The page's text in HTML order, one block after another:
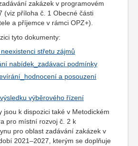
zakázek v programovém
(viz příloha č. 1 Obecné části
a příjemce v rámci OPZ+).
tyto dokumenty:
střetu zájmů
nabídek_zadávací podmínky
a posouzení
výběrového řízení
jsou k dispozici také v Metodickém
pro místní rozvoj č. 2 k
pro oblast zadávání zakázek v
2021–2027, kterým se doplňuje